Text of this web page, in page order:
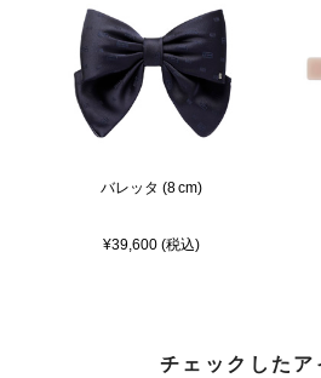
バレッタ (8 cm)
¥39,600 (税込)
チェックしたア